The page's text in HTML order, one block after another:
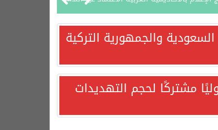
والجمهورية التركية
مشتركًا لحجم التهديدات